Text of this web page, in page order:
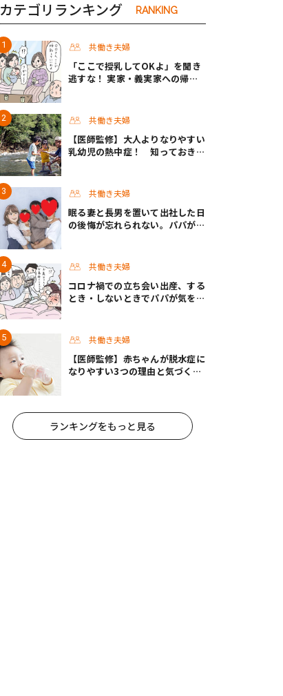
カテゴリランキング RANKING
共働き夫婦
「ここで授乳してOKよ」を聞き
逃すな！ 実家・義実家への帰省
共働き夫婦
【医師監修】大人よりなりやすい
乳幼児の熱中症！ 知っておきた
共働き夫婦
眠る妻と長男を置いて出社した日
の後悔が忘れられない。パパが挑
共働き夫婦
コロナ禍での立ち会い出産、する
とき・しないときでパパが気をつ
共働き夫婦
【医師監修】赤ちゃんが脱水症に
なりやすい3つの理由と気づくポ
ランキングをもっと見る